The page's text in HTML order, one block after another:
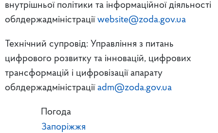
внутрішньої політики та інформаційної діяльності
облдержадміністрації website@zoda.gov.ua
Технічний супровід: Управління з питань
цифрового розвитку та інновацій, цифрових
трансформацій і цифровізації апарату
облдержадміністрації adm@zoda.gov.ua
Погода
Запоріжжя